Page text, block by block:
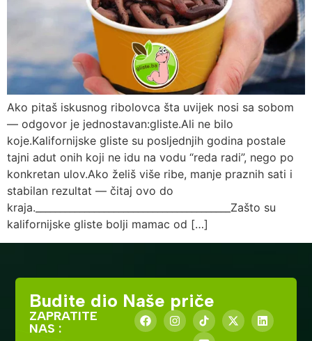
Ako pitaš iskusnog ribolovca šta uvijek nosi sa sobom
— odgovor je jednostavan:gliste.Ali ne bilo
koje.Kalifornijske gliste su posljednjih godina postale
tajni adut onih koji ne idu na vodu “reda radi”, nego po
konkretan ulov.Ako želiš više ribe, manje praznih sati i
stabilan rezultat — čitaj ovo do
kraja.________________________________________Zašto su
kalifornijske gliste bolji mamac od […]
Budite dio Naše priče
ZAPRATITE
NAS :